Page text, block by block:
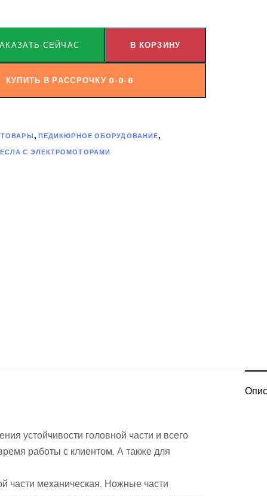
СЕЙЧАС В КОРЗИНУ
КУПИТЬ В РАССРОЧКУ 0-0-6
ТОВАРЫ , ПЕДИКЮРНОЕ ОБОРУДОВАНИЕ,
С ЭЛЕКТРОМОТОРАМИ
устойчивости головной части и всего
работы с клиентом. А также для
части механическая. Ножные части